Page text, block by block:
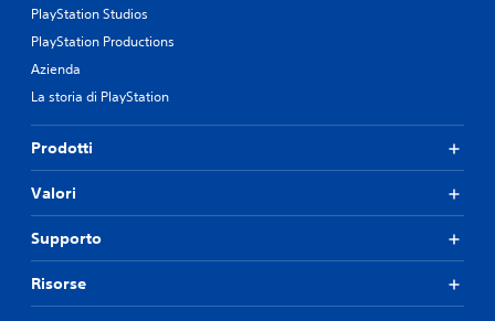
PlayStation Studios
PlayStation Productions
Azienda
La storia di PlayStation
Prodotti
Valori
Supporto
Risorse